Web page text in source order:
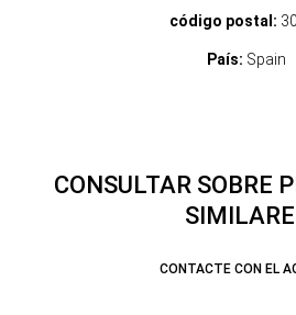
código postal:
País: Spain
CONSULTAR SOBRE
CONTACTE CON EL